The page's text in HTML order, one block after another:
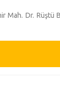
Mah. Dr. Rüştü